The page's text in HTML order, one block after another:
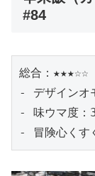
#84
総合：★★★☆☆
- デザインオ
- 味ウマ度：
- 冒険心くす